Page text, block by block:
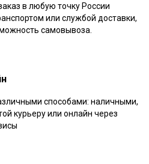
в любую точку России
или службой доставки,
самовывоза.
способами: наличными,
курьеру или онлайн через